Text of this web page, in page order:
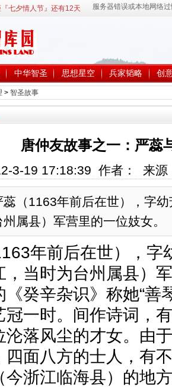
七夕情人节』还有12天
中华智圣 思想星空 兵家韬略 创
> 智圣故事
唐仲友故事之一：严蕊
3-19 17:18:39 作者： 来
蕊（1163年前后在世），字
属县）军营里的一位妓女。
年前后在世），字
，当时为台州属县）
《癸辛杂识》称她“善
冠一时。间作诗词，
沦落风尘的才女。由
四面八方的士人，有
今浙江临海县）的地